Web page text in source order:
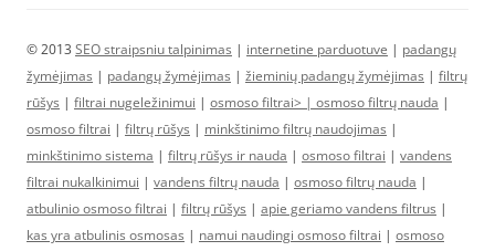
© 2013 SEO straipsniu talpinimas | internetine parduotuve | padangų
žymėjimas | padangų žymėjimas | žieminių padangų žymėjimas | filtrų
rūšys | filtrai nugeležinimui | osmoso filtrai> | osmoso filtrų nauda |
osmoso filtrai | filtrų rūšys | minkštinimo filtrų naudojimas |
minkštinimo sistema | filtrų rūšys ir nauda | osmoso filtrai | vandens
filtrai nukalkinimui | vandens filtrų nauda | osmoso filtrų nauda |
atbulinio osmoso filtrai | filtrų rūšys | apie geriamo vandens filtrus |
kas yra atbulinis osmosas | namui naudingi osmoso filtrai | osmoso